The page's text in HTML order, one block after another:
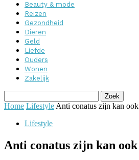
Beauty & mode
Reizen
Gezondheid
Dieren
Geld
Liefde
Ouders
Wonen
Zakelijk
Home Lifestyle Anti conatus zijn kan ook
Lifestyle
Anti conatus zijn kan ook